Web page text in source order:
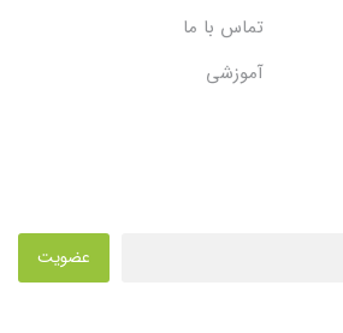
تماس با ما
آموزشی
عضویت